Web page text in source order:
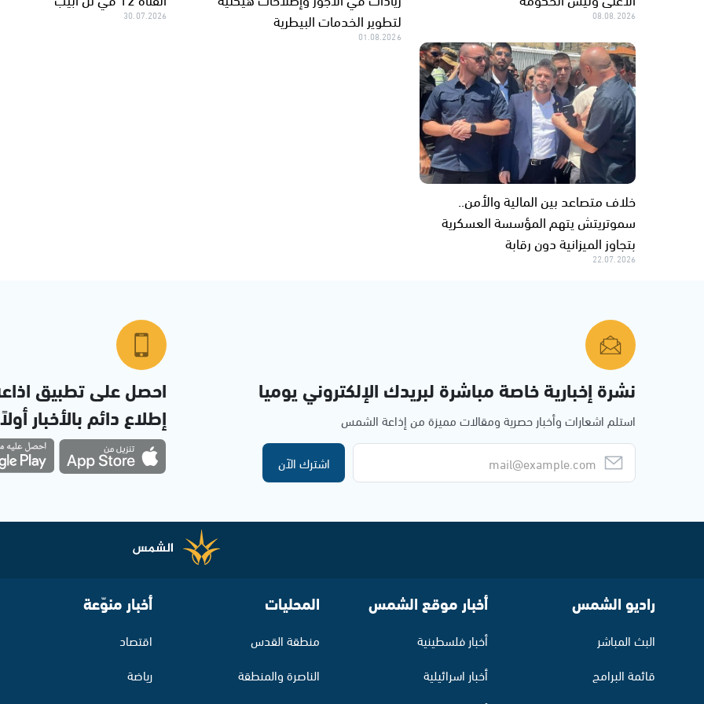
08.08.2026
لتطوير الخدمات البيطرية
01.08.2026
30.07.2026
خلاف متصاعد بين المالية والأمن..
سموتريتش يتهم المؤسسة العسكرية
بتجاوز الميزانية دون رقابة
22.07.2026
نشرة إخبارية خاصة مباشرة لبريدك الإلكتروني يوميا
استلم اشعارات وأخبار حصرية ومقالات مميزة من إذاعة الشمس
اشترك الآن
احصل على تطبيق
إطلاع دائم بالأخبار
راديو الشمس
البث المباشر
قائمة البرامج
أخبار موقع الشمس
أخبار فلسطينية
أخبار اسرائيلية
المحليات
منطقة القدس
الناصرة والمنطقة
أخبار منوّعة
اقتصاد
رياضة